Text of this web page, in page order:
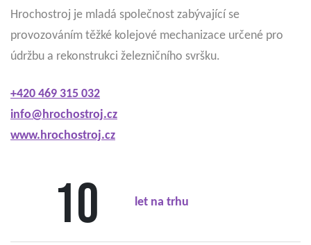
Hrochostroj je mladá společnost zabývající se
provozováním těžké kolejové mechanizace určené pro
údržbu a rekonstrukci železničního svršku.
+420 469 315 032
info@hrochostroj.cz
www.hrochostroj.cz
10 let na trhu